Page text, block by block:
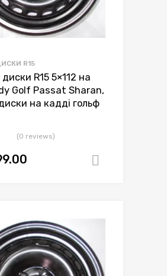
R15
диски R15 5×112 на
Golf Passat Sharan,
на кадді гольф
(0 reviews)